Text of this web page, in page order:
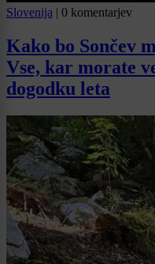
Slovenija | 0 komentarjev
Kako bo Sončev
Vse, kar morate
dogodku leta